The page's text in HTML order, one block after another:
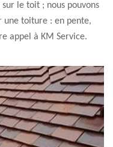
le toit ; nous pouvons
une toiture : en pente,
appel à KM Service.